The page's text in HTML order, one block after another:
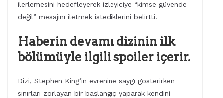
ilerlemesini hedefleyerek izleyiciye “kimse güvende
değil” mesajını iletmek istediklerini belirtti.
Haberin devamı dizinin ilk
bölümüyle ilgili spoiler içerir.
Dizi, Stephen King’in evrenine saygı gösterirken
sınırları zorlayan bir başlangıç yaparak kendini